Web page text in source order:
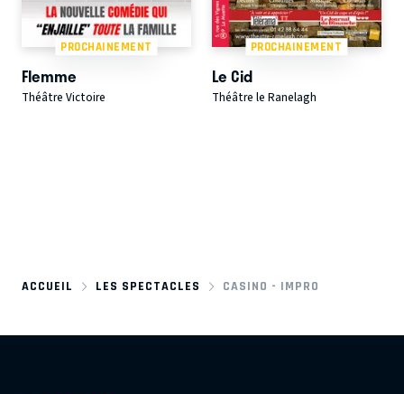
PROCHAINEMENT
Flemme
Théâtre Victoire
PROCHAINEMENT
Le Cid
Théâtre le Ranelagh
ACCUEIL LES SPECTACLES CASINO - IMPRO